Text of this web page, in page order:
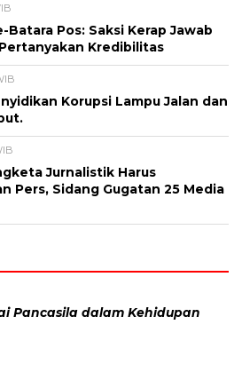
Batara Pos: Saksi Kerap Jawab
Pertanyakan Kredibilitas
Korupsi Lampu Jalan dan
Jurnalistik Harus
Pers, Sidang Gugatan 25 Media
Pancasila dalam Kehidupan